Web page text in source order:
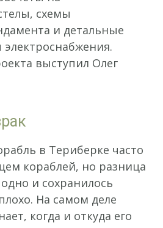
схемы
и детальные
выступил Олег
в Териберке часто
кораблей, но разница
и сохранилось
На самом деле
когда и откуда его